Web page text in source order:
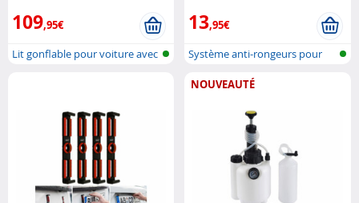
109,95€
Lit gonflable pour voiture avec
13,95€
Système anti-rongeurs pour
NOUVEAUTÉ